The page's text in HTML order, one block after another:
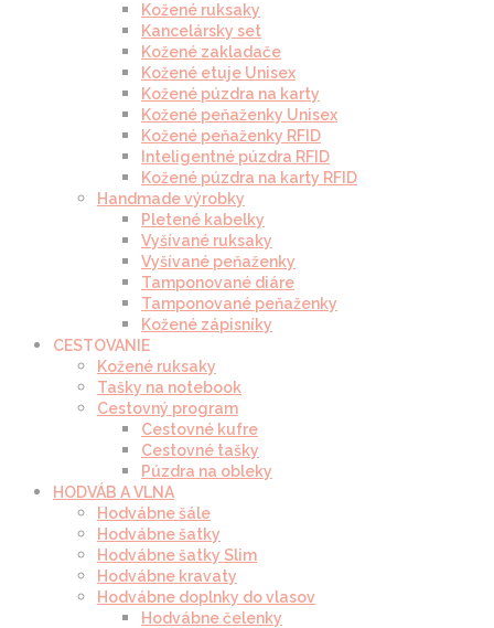
Kožené ruksaky
Kancelársky set
Kožené zakladače
Kožené etuje Unisex
Kožené púzdra na karty
Kožené peňaženky Unisex
Kožené peňaženky RFID
Inteligentné púzdra RFID
Kožené púzdra na karty RFID
Handmade výrobky
Pletené kabelky
Vyšívané ruksaky
Vyšívané peňaženky
Tamponované diáre
Tamponované peňaženky
Kožené zápisníky
CESTOVANIE
Kožené ruksaky
Tašky na notebook
Cestovný program
Cestovné kufre
Cestovné tašky
Púzdra na obleky
HODVÁB A VLNA
Hodvábne šále
Hodvábne šatky
Hodvábne šatky Slim
Hodvábne kravaty
Hodvábne doplnky do vlasov
Hodvábne čelenky